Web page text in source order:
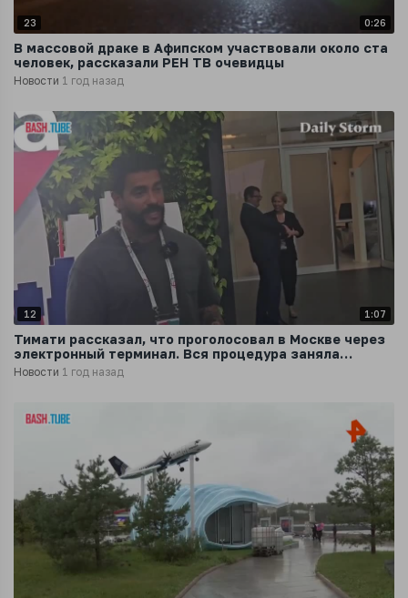
23 0:26
В массовой драке в Афипском участвовали около ста
человек, рассказали РЕН ТВ очевидцы
Новости 1 год назад
12 1:07
Тимати рассказал, что проголосовал в Москве через
электронный терминал. Вся процедура заняла
меньше пяти минут
Новости 1 год назад